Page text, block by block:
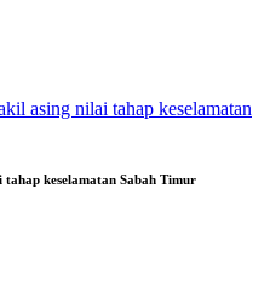
keselamatan Sabah Timur